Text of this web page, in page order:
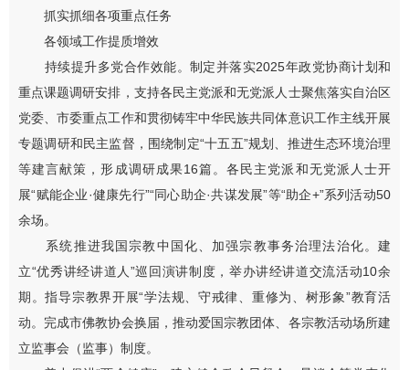
抓实抓细各项重点任务
各领域工作提质增效
持续提升多党合作效能。制定并落实2025年政党协商计划和
重点课题调研安排，支持各民主党派和无党派人士聚焦落实自治区
党委、市委重点工作和贯彻铸牢中华民族共同体意识工作主线开展
专题调研和民主监督，围绕制定“十五五”规划、推进生态环境治理
等建言献策，形成调研成果16篇。各民主党派和无党派人士开
展“赋能企业·健康先行”“同心助企·共谋发展”等“助企+”系列活动50
余场。
系统推进我国宗教中国化、加强宗教事务治理法治化。建
立“优秀讲经讲道人”巡回演讲制度，举办讲经讲道交流活动10余
期。指导宗教界开展“学法规、守戒律、重修为、树形象”教育活
动。完成市佛教协会换届，推动爱国宗教团体、各宗教活动场所建
立监事会（监事）制度。